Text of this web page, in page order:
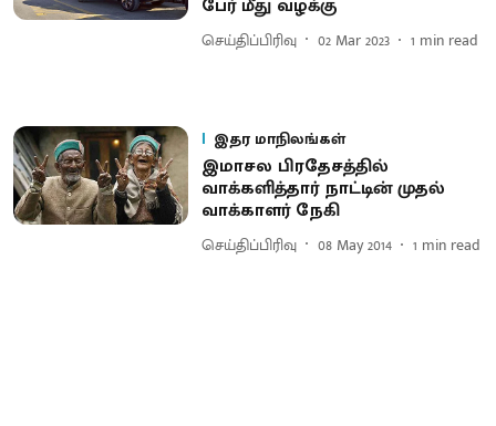
பேர் மீது வழக்கு
செய்திப்பிரிவு 02 Mar 2023 1 min read
இதர மாநிலங்கள்
இமாசல பிரதேசத்தில்
வாக்களித்தார் நாட்டின் முதல்
வாக்காளர் நேகி
செய்திப்பிரிவு 08 May 2014 1 min read